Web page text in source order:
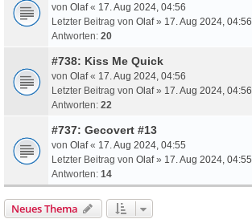
von Olaf« 17. Aug 2024, 04:56
Letzter Beitrag von Olaf» 17. Aug 2024, 04:56
Antworten: 20
#738: Kiss Me Quick
von Olaf« 17. Aug 2024, 04:56
Letzter Beitrag von Olaf» 17. Aug 2024, 04:56
Antworten: 22
#737: Gecovert #13
von Olaf« 17. Aug 2024, 04:55
Letzter Beitrag von Olaf» 17. Aug 2024, 04:55
Antworten: 14
Neues Thema